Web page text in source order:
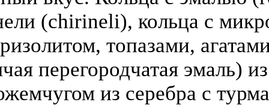
(chirineli), кольца с
топазами,
перегородчатая эмаль)
из серебра с